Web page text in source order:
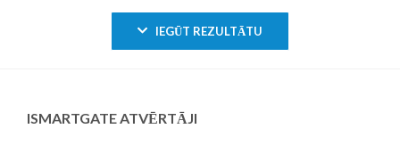
IEGŪT REZULTĀTU
ISMARTGATE ATVĒRTĀJI